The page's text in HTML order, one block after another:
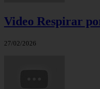
Video Respirar
27/02/2026